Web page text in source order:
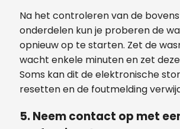
Na het controleren van de
onderdelen kun je proberen de
opnieuw op te starten. Zet de
wacht enkele minuten en zet
Soms kan dit de elektronische
resetten en de foutmelding
5. Neem contact op met